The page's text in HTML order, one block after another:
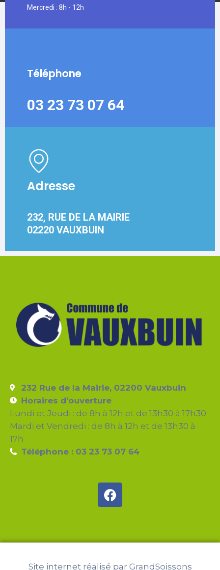
Mercredi : 8h - 12h
Téléphone
03 23 73 07 64
Adresse
232, RUE DE LA MAIRIE
02220 VAUXBUIN
232 Rue de la Mairie, 02200 Vauxbuin
Horaires d'ouverture
Lundi et Jeudi : de 8h à 12h et de 13h30 à 17h30
Mardi et Vendredi : de 8h à 12h et de 13h30 à
17h
Téléphone : 03 23 73 07 64
Site internet réalisé par GrandSoissons